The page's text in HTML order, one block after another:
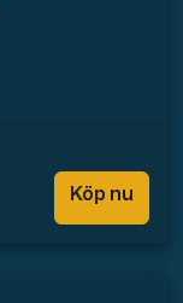
Köp nu